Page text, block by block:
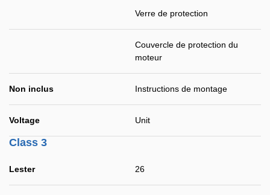
Verre de protection
Couvercle de protection du
moteur
Non inclus Instructions de montage
Voltage Unit
Class 3
Lester 26